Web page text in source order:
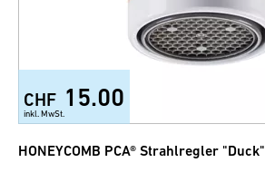
CHF 15.00
inkl. MwSt.
HONEYCOMB PCA® Strahlregler "Duck"